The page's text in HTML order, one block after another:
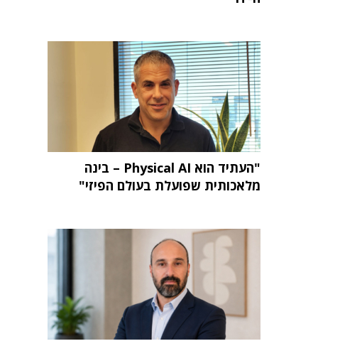
"העתיד הוא Physical AI – בינה
מלאכותית שפועלת בעולם הפיזי"